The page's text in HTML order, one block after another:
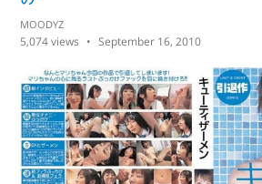
MOODYZ
5,074views September 16, 2010